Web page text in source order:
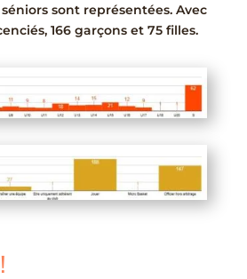
séniors sont représentées. Avec
166 garçons et 75 filles.